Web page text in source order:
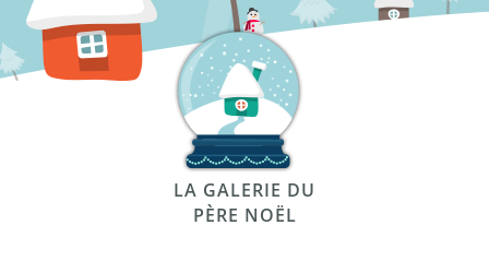
LA GALERIE DU
PÈRE NOËL